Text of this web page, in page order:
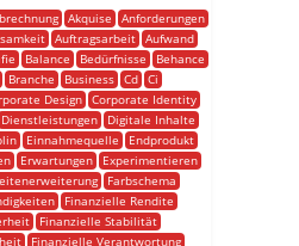
Akquise
Anforderungen
Auftragsarbeit Aufwand
Balance Bedürfnisse
Behance
Branche Business Cd Ci
Design Corporate Identity
Dienstleistungen
Digitale Inhalte
Einnahmequelle
Endprodukt
Erwartungen
Experimentieren
Farbschema
Finanzielle Rendite
Finanzielle Stabilität
Finanzielle Verantwortung